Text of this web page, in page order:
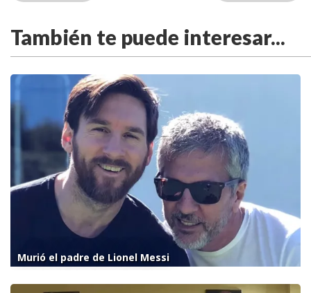
También te puede interesar...
Murió el padre de Lionel Messi